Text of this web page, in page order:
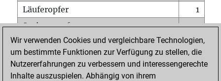
Läuferopfer
1
Springeropfer
0
Bauernopfer
0
Matt auf vollem Brett
0
Bauer setzt Matt
Wir verwenden Cookies und vergleichbare Technologien,
um bestimmte Funktionen zur Verfügung zu stellen, die
Nutzererfahrungen zu verbessern und interessengerechte
Inhalte auszuspielen. Abhängig von ihrem